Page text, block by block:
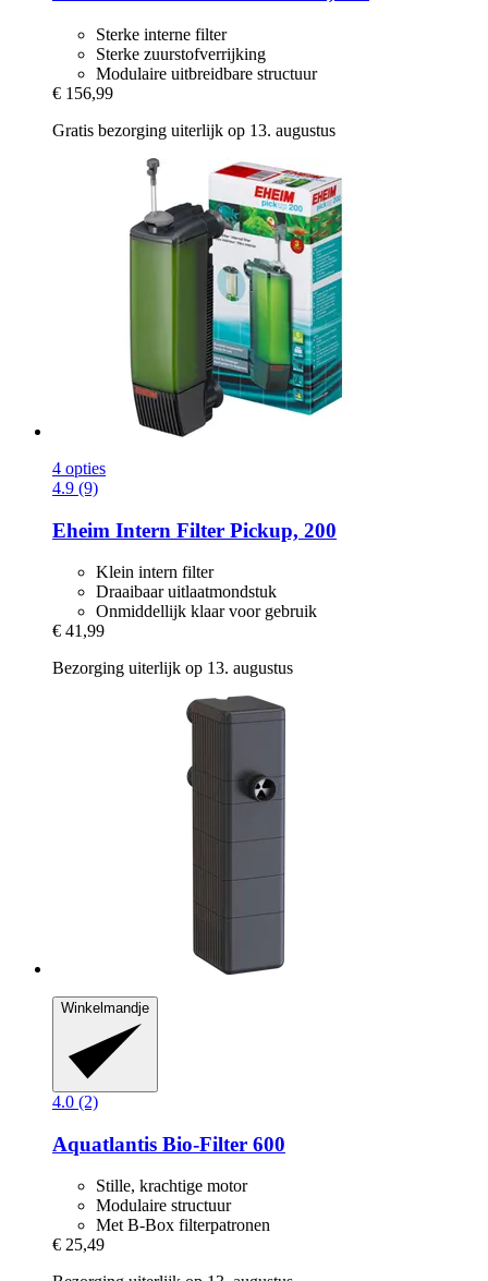
Sterke interne filter
Sterke zuurstofverrijking
Modulaire uitbreidbare structuur
€ 156,99
Gratis bezorging uiterlijk op 13. augustus
4 opties
4.9 (9)
Eheim Intern Filter Pickup, 200
Klein intern filter
Draaibaar uitlaatmondstuk
Onmiddellijk klaar voor gebruik
€ 41,99
Bezorging uiterlijk op 13. augustus
Winkelmandje
4.0 (2)
Aquatlantis Bio-​Filter 600
Stille, krachtige motor
Modulaire structuur
Met B-Box filterpatronen
€ 25,49